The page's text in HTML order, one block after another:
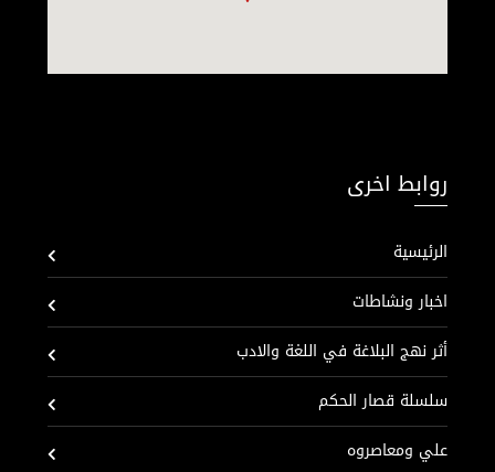
روابط اخرى
الرئيسية
اخبار ونشاطات
أثر نهج البلاغة في اللغة والادب
سلسلة قصار الحكم
علي ومعاصروه